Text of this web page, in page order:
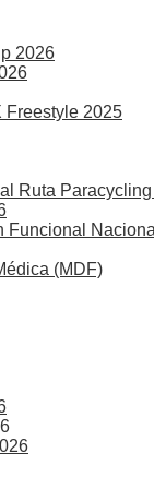
2026
Freestyle 2025
Ruta
Funcional Nacional
(MDF)